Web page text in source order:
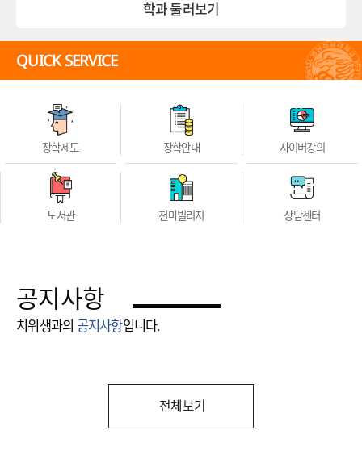
학과 둘러보기
QUICK SERVICE
장학제도 장학안내 사이버강의
도서관 천마빌리지 상담센터
공지사항
치위생과의 공지사항입니다.
전체보기